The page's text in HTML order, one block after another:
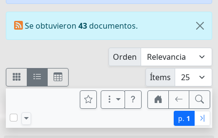
Se obtuvieron 43documentos.
Orden
Ítems
p. 1